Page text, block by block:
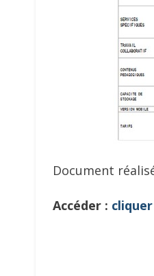
Document
Accéder :